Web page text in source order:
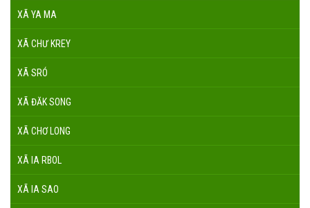
XÃ YA MA
XÃ CHƯ KREY
XÃ SRÓ
XÃ ĐĂK SONG
XÃ CHƠ LONG
XÃ IA RBOL
XÃ IA SAO